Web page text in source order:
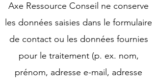
Axe Ressource Conseil ne conserve
les données saisies dans le formulaire
de contact ou les données fournies
pour le traitement (p. ex. nom,
prénom, adresse e-mail, adresse